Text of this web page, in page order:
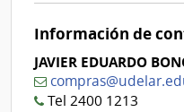
Información de
JAVIER EDUARDO
Tel 2400 1213